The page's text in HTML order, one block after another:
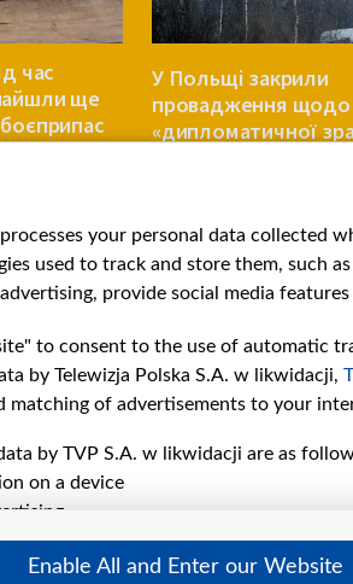
час
ще
У Польщі закрили
провадження щодо
«дипломатичної
Категорії
Докладно
your personal data
used to track and store them, such
provide social media
to consent to the use of automatic
by Telewizja Polska S.A. w likwidacji,
matching of advertisements to your
by TVP S.A. w likwidacji are as
on a device
advertising
advertising
Enable All and Enter our Website